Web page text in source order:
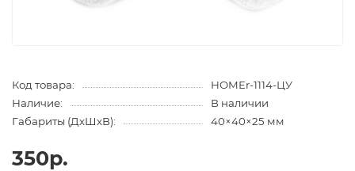
Код товара:
HOMEr-1114-ЦУ
Наличие:
В наличии
Габариты (ДхШхВ):
40×40×25 мм
350р.